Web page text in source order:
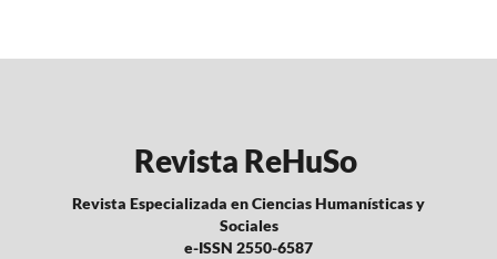
Revista ReHuSo
Revista Especializada en Ciencias Humanísticas y
Sociales
e-ISSN 2550-6587